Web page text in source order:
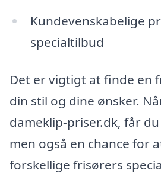
Kundevenskabelige
specialtilbud
Det er vigtigt at finde en
din stil og dine ønsker.
dameklip-priser.dk, får
men også en chance for
forskellige frisørers